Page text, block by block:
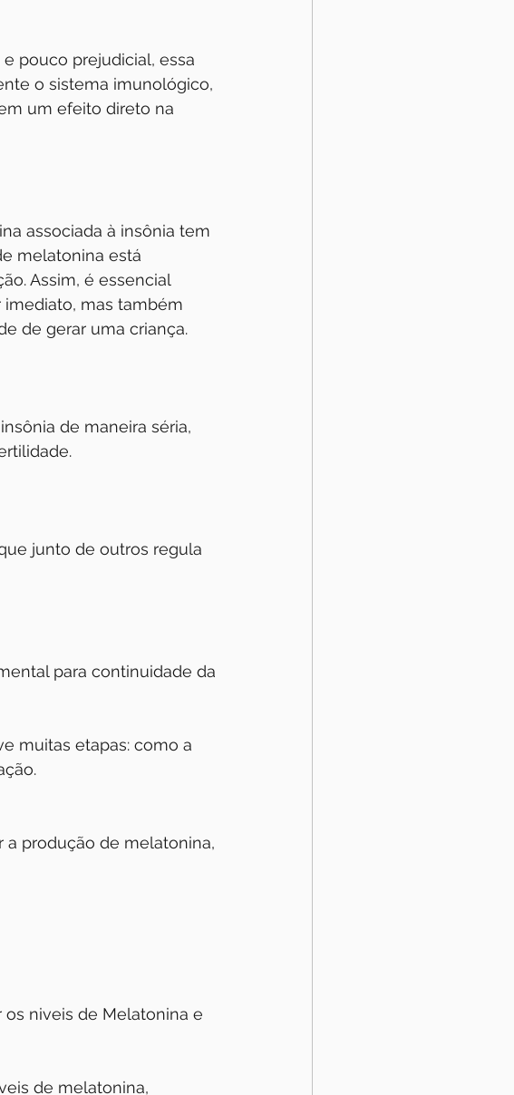
pouco prejudicial, essa
o sistema imunológico,
um efeito direto na
associada à insônia tem
melatonina está
Assim, é essencial
mas também
de gerar uma criança.
de maneira séria,
junto de outros regula
para continuidade da
muitas etapas: como a
a produção de melatonina,
niveis de Melatonina e
de melatonina,